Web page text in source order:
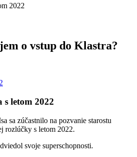
2022
o vstup do Klastra?
s letom 2022
sa zúčastnilo na pozvanie starostu
rozlúčky s letom 2022.
svoje superschopnosti.